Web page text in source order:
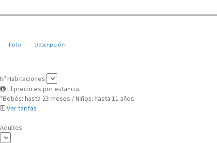
Foto Descripción
Nº Habitaciones
El precio es por estancia.
*Bebés: hasta 23 meses / Niños: hasta 11 años.
Ver tarifas
Adultos